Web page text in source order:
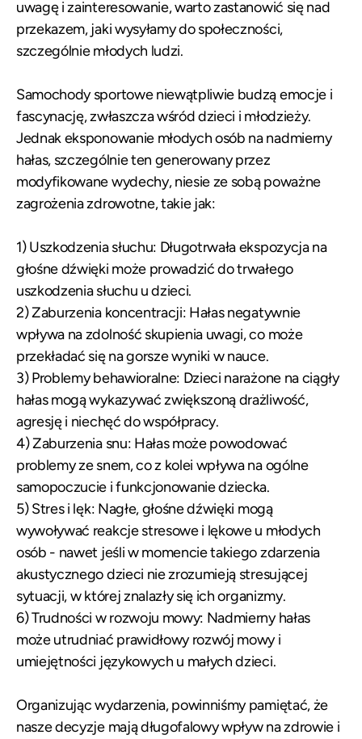
uwagę i zainteresowanie, warto zastanowić się nad
przekazem, jaki wysyłamy do społeczności,
szczególnie młodych ludzi.
Samochody sportowe niewątpliwie budzą emocje i
fascynację, zwłaszcza wśród dzieci i młodzieży.
Jednak eksponowanie młodych osób na nadmierny
hałas, szczególnie ten generowany przez
modyfikowane wydechy, niesie ze sobą poważne
zagrożenia zdrowotne, takie jak:
1) Uszkodzenia słuchu: Długotrwała ekspozycja na
głośne dźwięki może prowadzić do trwałego
uszkodzenia słuchu u dzieci.
2) Zaburzenia koncentracji: Hałas negatywnie
wpływa na zdolność skupienia uwagi, co może
przekładać się na gorsze wyniki w nauce.
3) Problemy behawioralne: Dzieci narażone na ciągły
hałas mogą wykazywać zwiększoną drażliwość,
agresję i niechęć do współpracy.
4) Zaburzenia snu: Hałas może powodować
problemy ze snem, co z kolei wpływa na ogólne
samopoczucie i funkcjonowanie dziecka.
5) Stres i lęk: Nagłe, głośne dźwięki mogą
wywoływać reakcje stresowe i lękowe u młodych
osób - nawet jeśli w momencie takiego zdarzenia
akustycznego dzieci nie zrozumieją stresującej
sytuacji, w której znalazły się ich organizmy.
6) Trudności w rozwoju mowy: Nadmierny hałas
może utrudniać prawidłowy rozwój mowy i
umiejętności językowych u małych dzieci.
Organizując wydarzenia, powinniśmy pamiętać, że
nasze decyzje mają długofalowy wpływ na zdrowie i